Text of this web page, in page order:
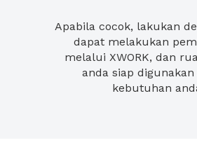
Apabila cocok, lakukan
dapat melakukan
melalui XWORK, dan
anda siap digunakan
kebutuhan